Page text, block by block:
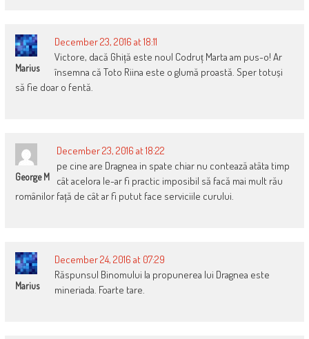
Marius
December 23, 2016 at 18:11
Victore, dacă Ghiță este noul Codruț Marta am pus-o! Ar
însemna că Toto Riina este o glumă proastă. Sper totuși
să fie doar o fentă.
George M
December 23, 2016 at 18:22
pe cine are Dragnea in spate chiar nu contează atâta timp
cât acelora le-ar fi practic imposibil să facă mai mult rău
românilor față de cât ar fi putut face serviciile curului.
Marius
December 24, 2016 at 07:29
Răspunsul Binomului la propunerea lui Dragnea este
mineriada. Foarte tare.